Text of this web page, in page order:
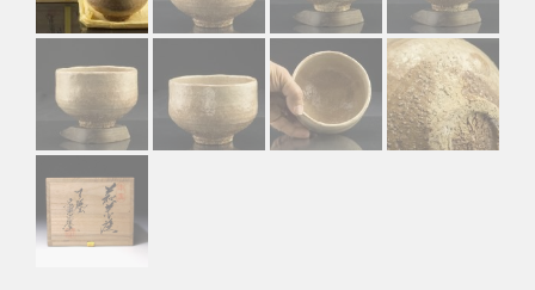
t
á
z